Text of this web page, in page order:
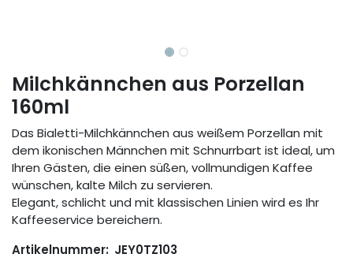
Milchkännchen aus Porzellan
160ml
Das Bialetti-Milchkännchen aus weißem Porzellan mit
dem ikonischen Männchen mit Schnurrbart ist ideal, um
Ihren Gästen, die einen süßen, vollmundigen Kaffee
wünschen, kalte Milch zu servieren.
Elegant, schlicht und mit klassischen Linien wird es Ihr
Kaffeeservice bereichern.
Artikelnummer: JEY0TZ103